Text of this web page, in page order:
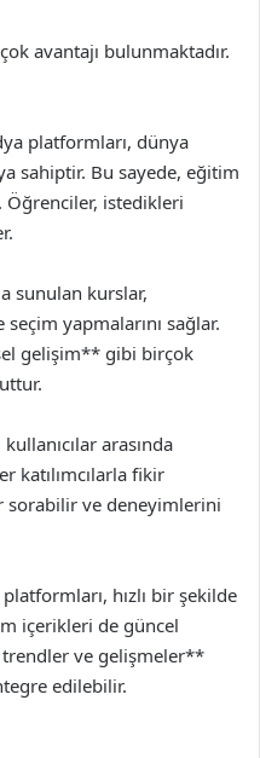
avantajı bulunmaktadır.
platformları, dünya
sahiptir. Bu sayede, eğitim
Öğrenciler, istedikleri
sunulan kurslar,
seçim yapmalarını sağlar.
gelişim** gibi birçok
arasında
katılımcılarla fikir
sorabilir ve deneyimlerini
hızlı bir şekilde
içerikleri de güncel
ve gelişmeler**
edilebilir.